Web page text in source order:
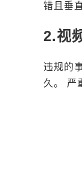
错且垂
2.视
违规的
久。 严